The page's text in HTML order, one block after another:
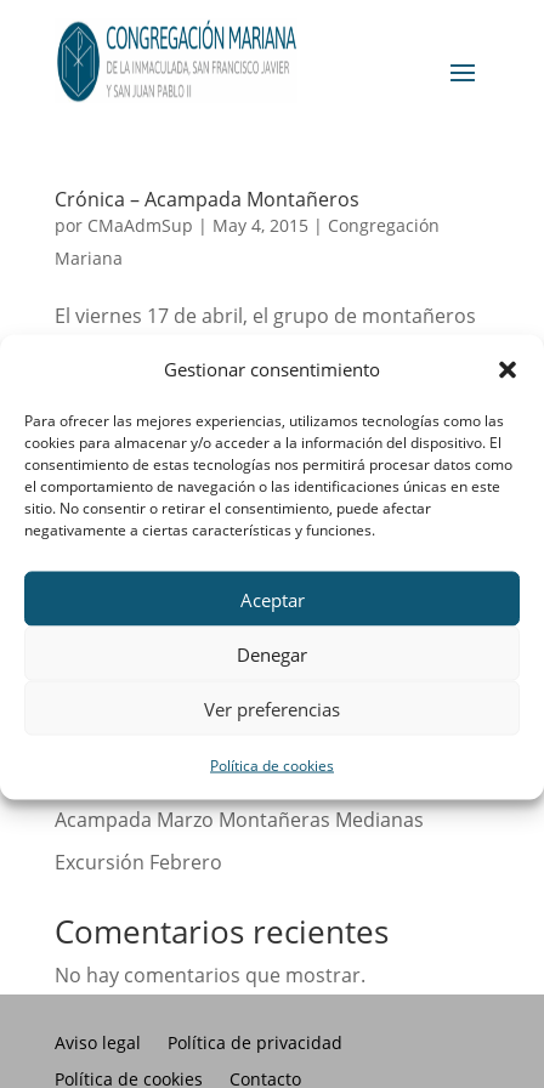
Gestionar consentimiento
Para ofrecer las mejores experiencias, utilizamos tecnologías como las
cookies para almacenar y/o acceder a la información del dispositivo. El
consentimiento de estas tecnologías nos permitirá procesar datos como
el comportamiento de navegación o las identificaciones únicas en este
sitio. No consentir o retirar el consentimiento, puede afectar
negativamente a ciertas características y funciones.
Aceptar
Denegar
Ver preferencias
Política de cookies
Crónica – Acampada Montañeros
por CMaAdmSup | May 4, 2015 | Congregación
Mariana
El viernes 17 de abril, el grupo de montañeros
compartir, un año más, la acampada antes del
campamento de verano. Cuando llegamos a
nuestro destino, parecía que iba a ser algo más
aburrida que otras acampadas anteriores,...
Buscar
Entradas recientes
Excursión Abril Montañeras Medianas
Acampada Marzo Montañeras Medianas
Excursión Febrero
Comentarios recientes
No hay comentarios que mostrar.
Aviso legal
Política de privacidad
Política de cookies
Contacto